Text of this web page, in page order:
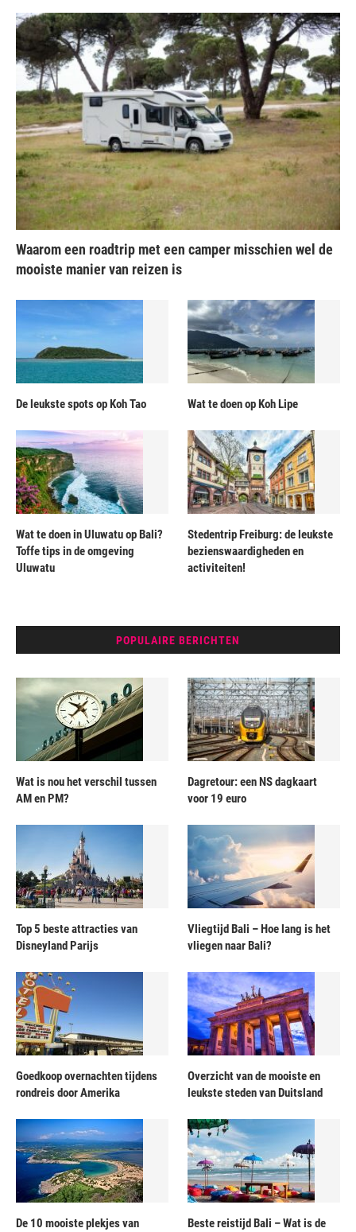
Waarom een roadtrip met een camper misschien wel de
mooiste manier van reizen is
De leukste spots op Koh Tao Wat te doen op Koh Lipe
Wat te doen in Uluwatu op Bali?
Toffe tips in de omgeving
Uluwatu
Stedentrip Freiburg: de leukste
bezienswaardigheden en
activiteiten!
POPULAIRE BERICHTEN
Wat is nou het verschil tussen
AM en PM?
Dagretour: een NS dagkaart
voor 19 euro
Top 5 beste attracties van
Disneyland Parijs
Vliegtijd Bali – Hoe lang is het
vliegen naar Bali?
Goedkoop overnachten tijdens
rondreis door Amerika
Overzicht van de mooiste en
leukste steden van Duitsland
De 10 mooiste plekjes van
Beste reistijd Bali – Wat is de